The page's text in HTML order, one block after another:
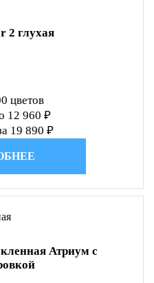
2 глухая
цветов
12 960 ₽
19 890 ₽
Атриум с